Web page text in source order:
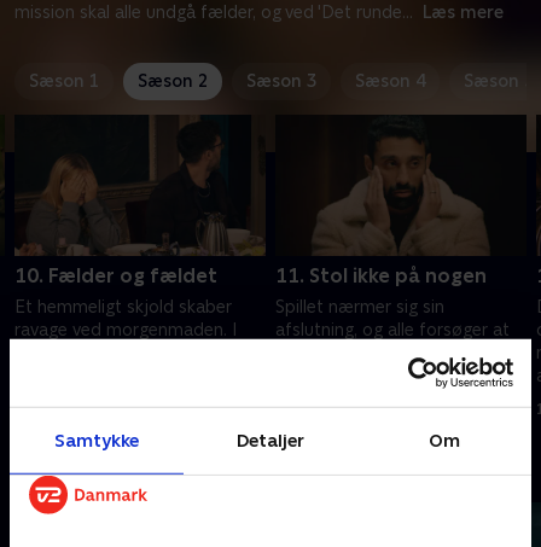
Samtykke Detaljer Om
mission skal alle undgå fælder, og ved 'Det runde... Læs mere
Sæson 1 Sæson 2 Sæson 3 Sæson 4 Sæson 5
10. Fælder og fældet
Et hemmeligt skjold skaber
ravage ved morgenmaden. I
3. august 2024 • 58 min
11. Stol ikke på nogen
Spillet nærmer sig sin
afslutning, og alle forsøger at
stole på. Men i et spil, hvor du
10. august 2024 • 57 min
Andre så også